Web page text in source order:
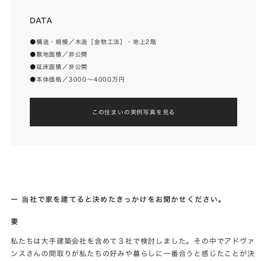
DATA
●構造・規模／木造［金物工法］・地上2階
●敷地面積／非公開
●延床面積／非公開
●本体価格／3000～4000万円
この住まいの実例写真を見る
ー 当社で家を建てると決めたきっかけをお聞かせください。
妻
私たちは大手建築会社を含めて３社で検討しました。その中でアドヴァ
ンスさんの間取りが私たちの好みや暮らしに一番合うと感じたことが決